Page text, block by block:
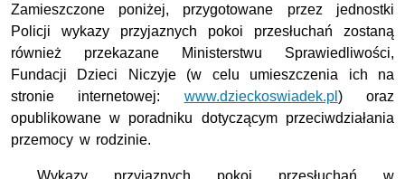
Zamieszczone poniżej, przygotowane przez jednostki
Policji wykazy przyjaznych pokoi przesłuchań zostaną
również przekazane Ministerstwu Sprawiedliwości,
Fundacji Dzieci Niczyje (w celu umieszczenia ich na
stronie internetowej: www.dzieckoswiadek.pl ) oraz
opublikowane w poradniku dotyczącym przeciwdziałania
przemocy w rodzinie.
Wykazy przyjaznych pokoi przesłuchań w